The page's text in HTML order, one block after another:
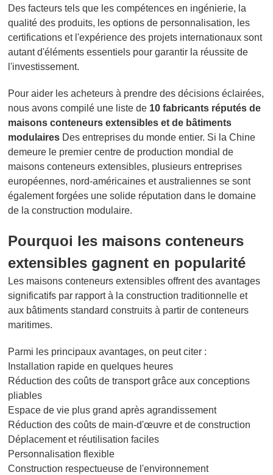
Des facteurs tels que les compétences en ingénierie, la
qualité des produits, les options de personnalisation, les
certifications et l'expérience des projets internationaux sont
autant d'éléments essentiels pour garantir la réussite de
l'investissement.
Pour aider les acheteurs à prendre des décisions éclairées,
nous avons compilé une liste de 10 fabricants réputés de
maisons conteneurs extensibles et de bâtiments
modulaires Des entreprises du monde entier. Si la Chine
demeure le premier centre de production mondial de
maisons conteneurs extensibles, plusieurs entreprises
européennes, nord-américaines et australiennes se sont
également forgées une solide réputation dans le domaine
de la construction modulaire.
Pourquoi les maisons conteneurs
extensibles gagnent en popularité
Les maisons conteneurs extensibles offrent des avantages
significatifs par rapport à la construction traditionnelle et
aux bâtiments standard construits à partir de conteneurs
maritimes.
Parmi les principaux avantages, on peut citer :
Installation rapide en quelques heures
Réduction des coûts de transport grâce aux conceptions
pliables
Espace de vie plus grand après agrandissement
Réduction des coûts de main-d'œuvre et de construction
Déplacement et réutilisation faciles
Personnalisation flexible
Construction respectueuse de l'environnement